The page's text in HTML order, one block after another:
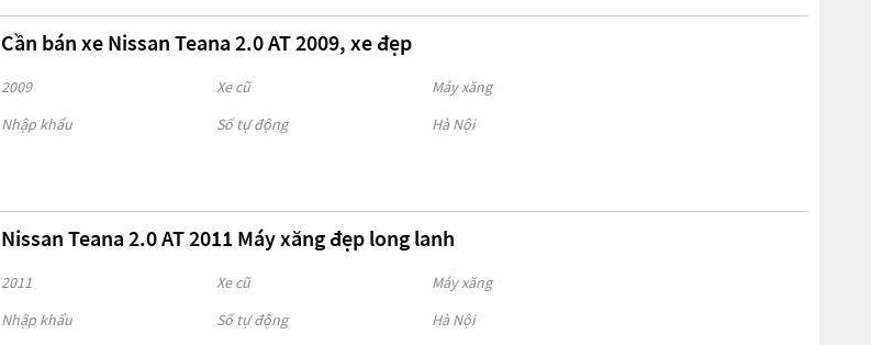
Cần bán xe Nissan Teana 2.0 AT 2009, xe đẹp
2009 Xe cũ
Máy xăng
Nhập khẩu
Số tự động Hà Nội
Nissan Teana 2.0 AT 2011 Máy xăng đẹp long lanh
2011 Xe cũ
Máy xăng
Nhập khẩu
Số tự động Hà Nội